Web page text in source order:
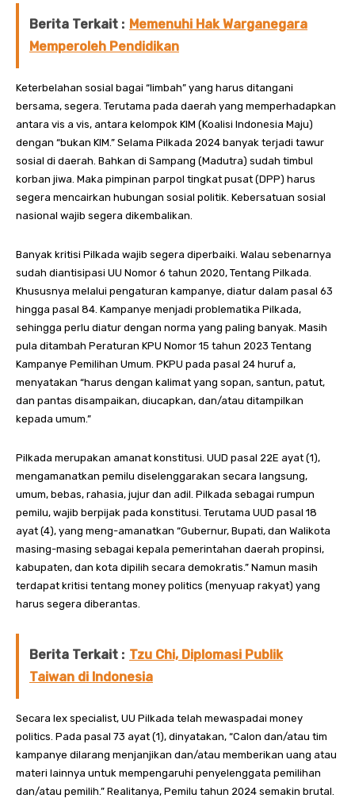
Berita Terkait : Memenuhi Hak Warganegara
Memperoleh Pendidikan
Keterbelahan sosial bagai “limbah” yang harus ditangani
bersama, segera. Terutama pada daerah yang memperhadapkan
antara vis a vis, antara kelompok KIM (Koalisi Indonesia Maju)
dengan “bukan KIM.” Selama Pilkada 2024 banyak terjadi tawur
sosial di daerah. Bahkan di Sampang (Madutra) sudah timbul
korban jiwa. Maka pimpinan parpol tingkat pusat (DPP) harus
segera mencairkan hubungan sosial politik. Kebersatuan sosial
nasional wajib segera dikembalikan.
Banyak kritisi Pilkada wajib segera diperbaiki. Walau sebenarnya
sudah diantisipasi UU Nomor 6 tahun 2020, Tentang Pilkada.
Khususnya melalui pengaturan kampanye, diatur dalam pasal 63
hingga pasal 84. Kampanye menjadi problematika Pilkada,
sehingga perlu diatur dengan norma yang paling banyak. Masih
pula ditambah Peraturan KPU Nomor 15 tahun 2023 Tentang
Kampanye Pemilihan Umum. PKPU pada pasal 24 huruf a,
menyatakan “harus dengan kalimat yang sopan, santun, patut,
dan pantas disampaikan, diucapkan, dan/atau ditampilkan
kepada umum.”
Pilkada merupakan amanat konstitusi. UUD pasal 22E ayat (1),
mengamanatkan pemilu diselenggarakan secara langsung,
umum, bebas, rahasia, jujur dan adil. Pilkada sebagai rumpun
pemilu, wajib berpijak pada konstitusi. Terutama UUD pasal 18
ayat (4), yang meng-amanatkan “Gubernur, Bupati, dan Walikota
masing-masing sebagai kepala pemerintahan daerah propinsi,
kabupaten, dan kota dipilih secara demokratis.” Namun masih
terdapat kritisi tentang money politics (menyuap rakyat) yang
harus segera diberantas.
Berita Terkait : Tzu Chi, Diplomasi Publik
Taiwan di Indonesia
Secara lex specialist, UU Pilkada telah mewaspadai money
politics. Pada pasal 73 ayat (1), dinyatakan, “Calon dan/atau tim
kampanye dilarang menjanjikan dan/atau memberikan uang atau
materi lainnya untuk mempengaruhi penyelenggata pemilihan
dan/atau pemilih.” Realitanya, Pemilu tahun 2024 semakin brutal.